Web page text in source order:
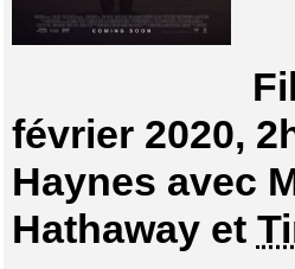
février 2020,
Haynes avec
Hathaway et